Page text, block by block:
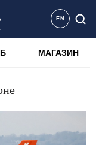
EN
МАГАЗИН